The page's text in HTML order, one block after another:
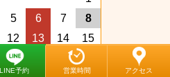
LINE予約 営業時間 アクセス
5 6 7
8
12 13 14
15
19 21
22